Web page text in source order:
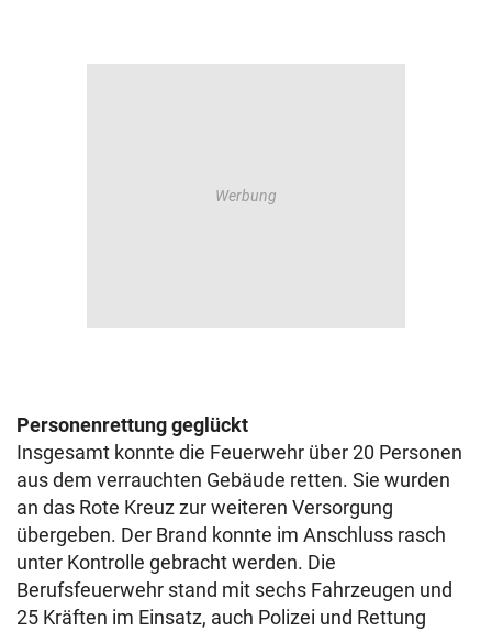
Personenrettung geglückt
Insgesamt konnte die Feuerwehr über 20 Personen
aus dem verrauchten Gebäude retten. Sie wurden
an das Rote Kreuz zur weiteren Versorgung
übergeben. Der Brand konnte im Anschluss rasch
unter Kontrolle gebracht werden. Die
Berufsfeuerwehr stand mit sechs Fahrzeugen und
25 Kräften im Einsatz, auch Polizei und Rettung